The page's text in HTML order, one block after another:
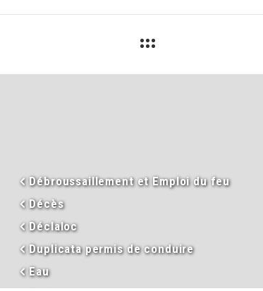
Débroussaillement et Emploi du feu
Décès
Déclaloc
Duplicata permis de conduire
Eau